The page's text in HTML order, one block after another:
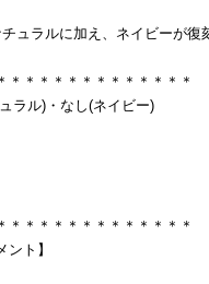
ュラルに加え、ネイビーが復
＊＊＊＊＊＊＊＊＊＊＊＊＊
ラル)・なし(ネイビー)
＊＊＊＊＊＊＊＊＊＊＊＊＊
ント】